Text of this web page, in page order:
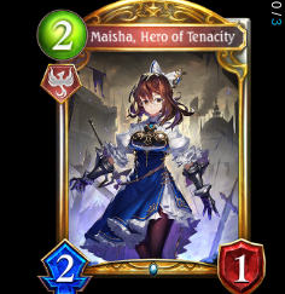
0
/
3